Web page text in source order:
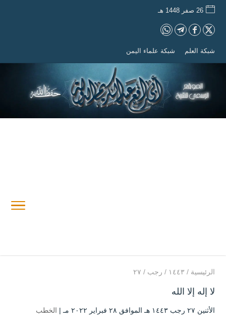
26 صفر 1448 هـ
شبكة العلم شبكة علماء اليمن
الرئيسية / ۱٤٤۳ / رجب / ۲۷
لا إله إلا الله
الأثنين ۲۷ رجب ۱٤٤۳ هـ الموافق ۲۸ فبراير ۲۰۲۲ مـ | الخطب